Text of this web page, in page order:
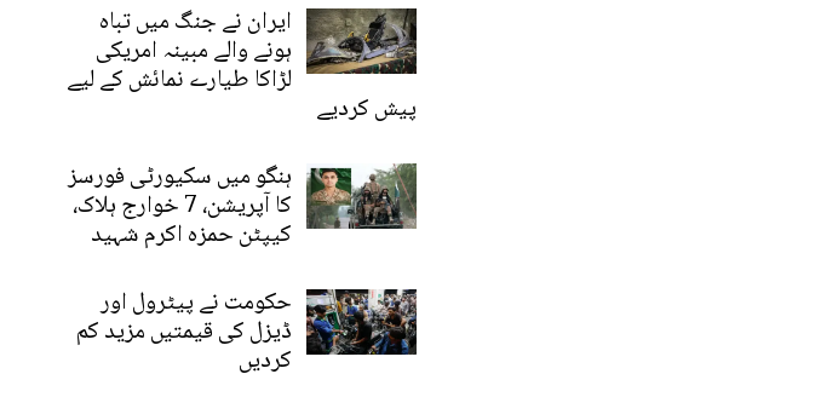
ایران نے جنگ میں تباہ
ہونے والے مبینہ امریکی
لڑاکا طیارے نمائش کے لیے
پیش کردیے
ہنگو میں سکیورٹی فورسز
کا آپریشن، 7 خوارج ہلاک،
کیپٹن حمزہ اکرم شہید
حکومت نے پیٹرول اور
ڈیزل کی قیمتیں مزید کم
کردیں